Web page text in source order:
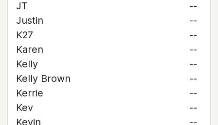
JT
--
Justin
--
K27
--
Karen
--
Kelly
--
Kelly Brown
--
Kerrie
--
Kev
--
Kevin
--